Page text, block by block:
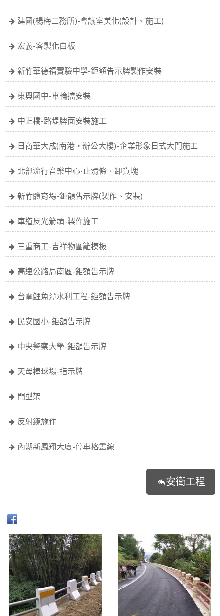
建國(楊梅工務所)-會議室美化(設計、施工)
宏義-客製化白板
新竹華德福實驗中學-鉅額告示牌製作安裝
東興國中-車輪擋安裝
中正橋-路堤牌面安裝施工
日商華大成(南港‧辦公大樓)-企業形象日式大門施工
北部流行音樂中心-止滑條、卸貨塊
新竹體育場-鉅額告示牌(製作、安裝)
車道反光箭頭-製作施工
三重商工-吉祥物圍籬模板
高速公路局南區-鉅額告示牌
台電鯉魚潭水利工程-鉅額告示牌
民安國小-鉅額告示牌
中央警察大學-鉅額告示牌
天母棒球場-指示牌
門型架
反射鏡施作
內湖新鳳翔大廈-停車格畫線
安衛工程